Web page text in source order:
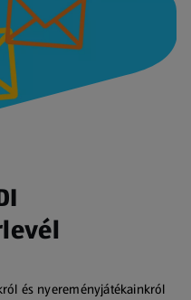
és nyereményjátékainkról